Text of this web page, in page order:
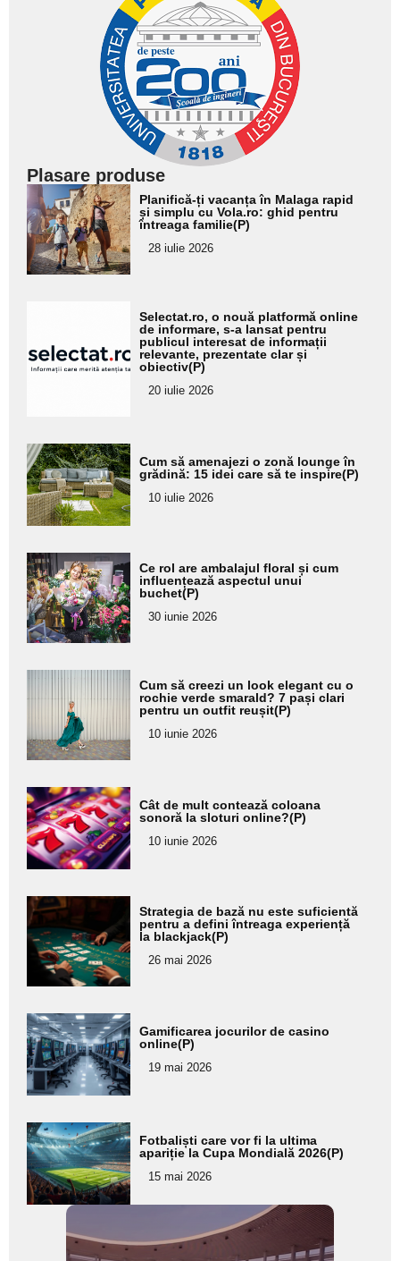
Plasare produse
Adaugă
aici textul
pentru
subtitlu
Planifică-ți vacanța în Malaga rapid
și simplu cu Vola.ro: ghid pentru
întreaga familie(P)
28 iulie 2026
pentru
subtitlu
Selectat.ro, o nouă platformă online
de informare, s-a lansat pentru
publicul interesat de informații
relevante, prezentate clar și
obiectiv(P)
20 iulie 2026
Adaugă
aici textul
pentru
subtitlu
Cum să amenajezi o zonă lounge în
grădină: 15 idei care să te inspire(P)
10 iulie 2026
Adaugă
aici textul
pentru
subtitlu
Ce rol are ambalajul floral și cum
influențează aspectul unui
buchet(P)
30 iunie 2026
Adaugă
aici textul
pentru
subtitlu
Cum să creezi un look elegant cu o
rochie verde smarald? 7 pași clari
pentru un outfit reușit(P)
10 iunie 2026
Adaugă
aici textul
pentru
subtitlu
Cât de mult contează coloana
sonoră la sloturi online?(P)
10 iunie 2026
Adaugă
aici textul
pentru
subtitlu
Strategia de bază nu este suficientă
pentru a defini întreaga experiență
la blackjack(P)
26 mai 2026
Adaugă
aici textul
pentru
subtitlu
Gamificarea jocurilor de casino
online(P)
19 mai 2026
Adaugă
aici textul
pentru
subtitlu
Fotbaliști care vor fi la ultima
apariție la Cupa Mondială 2026(P)
15 mai 2026